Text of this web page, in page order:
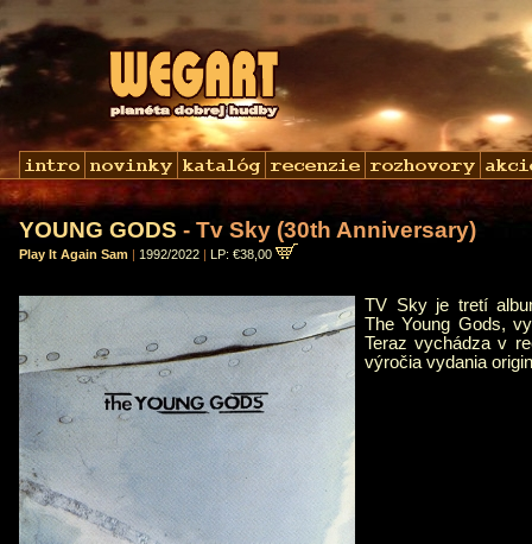
YOUNG GODS - Tv Sky (30th Anniversary)
Play It Again Sam | 1992/2022 | LP: €38,00
TV Sky je tretí
The Young Gods,
Teraz vychádza v
výročia vydania